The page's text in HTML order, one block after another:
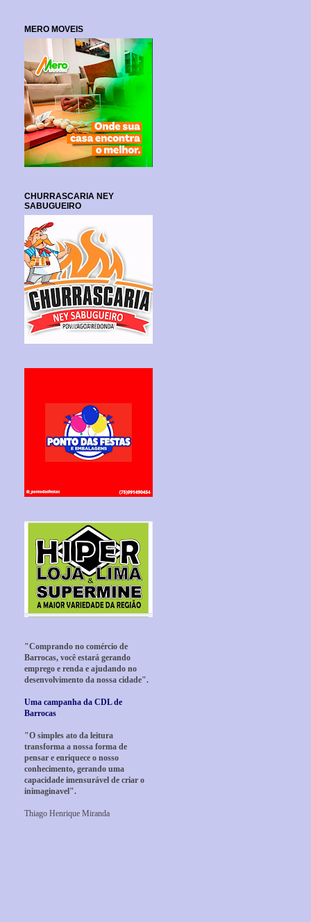
MERO MOVEIS
CHURRASCARIA NEY
SABUGUEIRO
"Comprando no comércio de
Barrocas, você estará gerando
emprego e renda e ajudando no
desenvolvimento da nossa cidade".
Uma campanha da CDL de
Barrocas
"O simples ato da leitura
transforma a nossa forma de
pensar e enriquece o nosso
conhecimento, gerando uma
capacidade imensurável de criar o
inimaginavel".
Thiago Henrique Miranda